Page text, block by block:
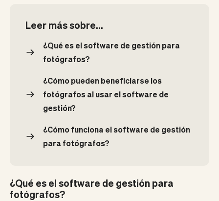
Leer más sobre...
¿Qué es el software de gestión para
fotógrafos?
¿Cómo pueden beneficiarse los
fotógrafos al usar el software de
gestión?
¿Cómo funciona el software de gestión
para fotógrafos?
¿Qué es el software de gestión para
fotógrafos?